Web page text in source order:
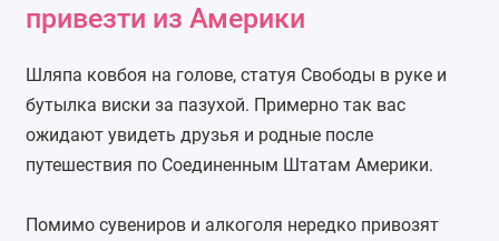
привезти из Америки
Шляпа ковбоя на голове, статуя Свободы в руке и
бутылка виски за пазухой. Примерно так вас
ожидают увидеть друзья и родные после
путешествия по Соединенным Штатам Америки.
Помимо сувениров и алкоголя нередко привозят